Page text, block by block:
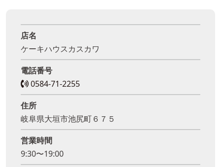
店名
ケーキハウスカスカワ
電話番号
0584-71-2255
住所
岐阜県大垣市池尻町６７５
営業時間
9:30〜19:00